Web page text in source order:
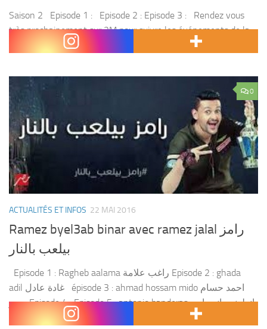
Saison 2 Episode 1 : Episode 2 : Episode 3 : Rendez vous
très prochainement sur 2M pour suivre les événements de la
série . Côté série, 2M propose la 2...
0
ACTUALITÉS ET INFOS 22 MAI 2016
Ramez byel3ab binar avec ramez jalal رامز
بيلعب بالنار
Episode 1 : Ragheb aalama راغب علامة Episode 2 : ghada
adil غادة عادل épisode 3 : ahmad hossam mido احمد حسام
ميدو Episode 4 : Episode 5 : antonio banderas انطونيو بانديراس
Episode 6 :...